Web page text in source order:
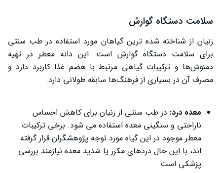
سلامت دستگاه گوارش
زنیان از شناخته‌ شده‌ ترین گیاهان مورد استفاده در طب سنتی
برای سلامت دستگاه گوارش است. این دانه معطر در تهیه
دمنوش‌ها و ترکیبات گیاهی مرتبط با هضم غذا کاربرد دارد و
مصرف آن در بسیاری از فرهنگ‌ها سابقه طولانی دارد.
معده درد: در طب سنتی از زنیان برای کاهش احساس
ناراحتی و سنگینی معده استفاده می‌ شود. برخی ترکیبات
معطر موجود در این گیاه مورد توجه پژوهشگران قرار گرفته‌
اند، با این حال دردهای مکرر یا شدید معده نیازمند بررسی
پزشکی است.